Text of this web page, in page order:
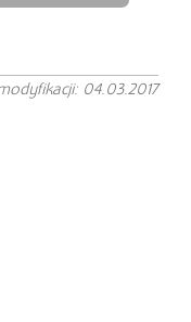
04.03.2017